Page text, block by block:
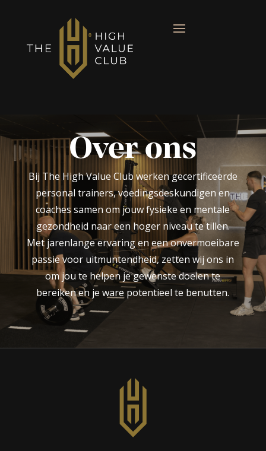
Over ons
Bij The High Value Club werken gecertificeerde
personal trainers, voedingsdeskundigen en
coaches samen om jouw fysieke en mentale
gezondheid naar een hoger niveau te tillen.
Met jarenlange ervaring en een onvermoeibare
passie voor uitmuntendheid, zetten wij ons in
om jou te helpen je gewenste doelen te
bereiken en je ware potentieel te benutten.